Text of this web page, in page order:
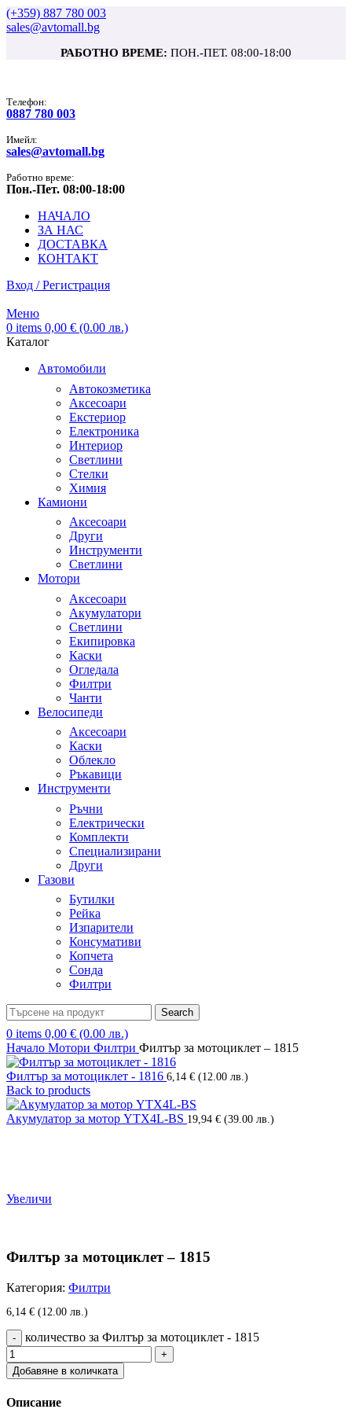
(+359) 887 780 003
sales@avtomall.bg
РАБОТНО ВРЕМЕ: ПОН.-ПЕТ. 08:00-18:00
Tелефон:
0887 780 003
Имейл:
sales@avtomall.bg
Работно време:
Пон.-Пет. 08:00-18:00
НАЧАЛО
ЗА НАС
ДОСТАВКА
КОНТАКТ
Вход / Регистрация
Меню
0 items 0,00 € (0.00 лв.)
Каталог
Автомобили
Автокозметика
Аксесоари
Екстериор
Електроника
Интериор
Светлини
Стелки
Химия
Камиони
Аксесоари
Други
Инструменти
Светлини
Мотори
Аксесоари
Акумулатори
Светлини
Екипировка
Каски
Огледала
Филтри
Чанти
Велосипеди
Аксесоари
Каски
Облекло
Ръкавици
Инструменти
Ръчни
Електрически
Комплекти
Специализирани
Други
Газови
Бутилки
Рейка
Изпарители
Консумативи
Копчета
Сонда
Филтри
Search
0 items 0,00 € (0.00 лв.)
Начало Мотори Филтри Филтър за мотоциклет – 1815
Филтър за мотоциклет - 1816 6,14 € (12.00 лв.)
Back to products
Акумулатор за мотор YTX4L-BS 19,94 € (39.00 лв.)
Увеличи
Филтър за мотоциклет – 1815
Категория: Филтри
6,14 € (12.00 лв.)
количество за Филтър за мотоциклет - 1815
Добавяне в количката
Описание